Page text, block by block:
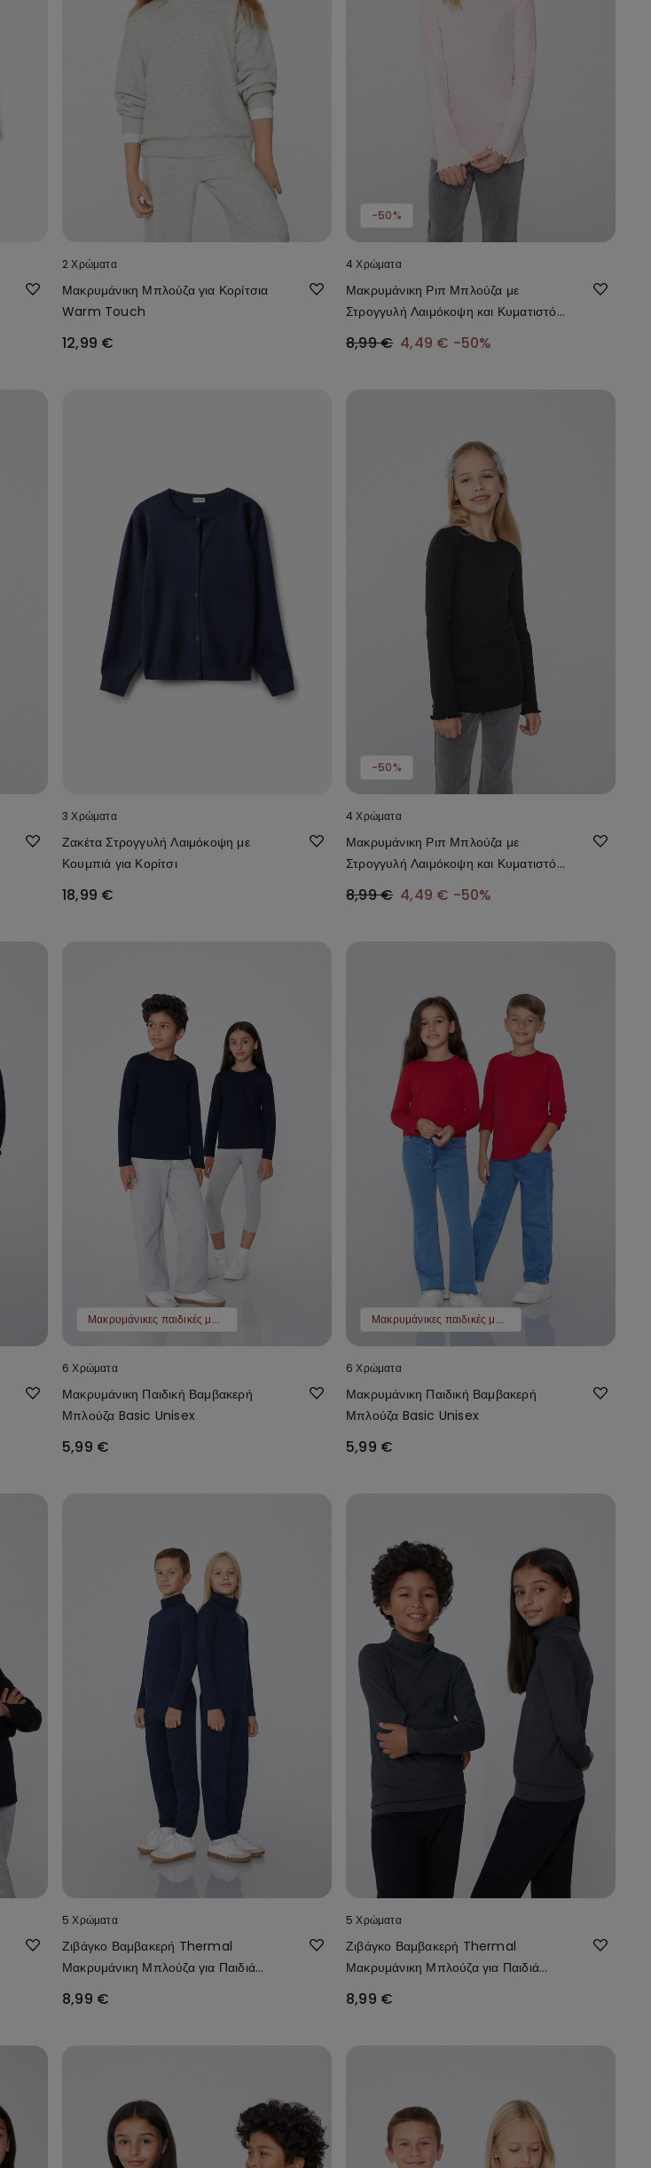
2 Χρώματα
Μακρυμάνικη Μπλούζα για Κορίτσια
Warm Touch
12,99 €
-50%
4 Χρώματα
Μακρυμάνικη Ριπ Μπλούζα με
Στρογγυλή Λαιμόκοψη και Κυματιστό
8,99 € 4,49 € -50%
3 Χρώματα
Ζακέτα Στρογγυλή Λαιμόκοψη με
Κουμπιά για Κορίτσι
18,99 €
-50%
4 Χρώματα
Μακρυμάνικη Ριπ Μπλούζα με
Στρογγυλή Λαιμόκοψη και Κυματιστό
8,99 € 4,49 € -50%
Μακρυμάνικες παιδικές μπλούζες 2 τμχ 9,99 €
6 Χρώματα
Μακρυμάνικη Παιδική Βαμβακερή
Μπλούζα Basic Unisex
5,99 €
Μακρυμάνικες παιδικές μπλούζες 2 τμχ 9,99 €
6 Χρώματα
Μακρυμάνικη Παιδική Βαμβακερή
Μπλούζα Basic Unisex
5,99 €
5 Χρώματα
Ζιβάγκο Βαμβακερή Thermal
Μακρυμάνικη Μπλούζα για Παιδιά
8,99 €
5 Χρώματα
Ζιβάγκο Βαμβακερή Thermal
Μακρυμάνικη Μπλούζα για Παιδιά
8,99 €